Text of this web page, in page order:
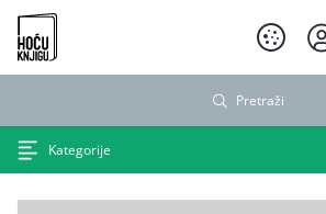
Hoću knjigu crni logo
Pretraži
Kategorije